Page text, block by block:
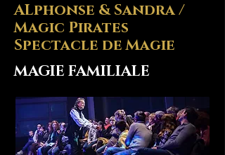
ALphonse & Sandra /
Magic Pirates
Spectacle de Magie
MAGIE FAMILIALE